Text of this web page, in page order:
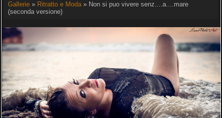
Gallerie» Ritratto e Moda» Non si puo vivere senz....a....mare
(seconda versione)